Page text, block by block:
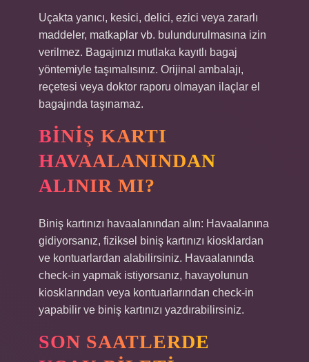
Uçakta yanıcı, kesici, delici, ezici veya zararlı
maddeler, matkaplar vb. bulundurulmasına izin
verilmez. Bagajınızı mutlaka kayıtlı bagaj
yöntemiyle taşımalısınız. Orijinal ambalajı,
reçetesi veya doktor raporu olmayan ilaçlar el
bagajında ​​taşınamaz.
BINIŞ KARTI
HAVAALANINDAN
ALINIR MI?
Biniş kartınızı havaalanından alın: Havaalanına
gidiyorsanız, fiziksel biniş kartınızı kiosklardan
ve kontuarlardan alabilirsiniz. Havaalanında
check-in yapmak istiyorsanız, havayolunun
kiosklarından veya kontuarlarından check-in
yapabilir ve biniş kartınızı yazdırabilirsiniz.
SON SAATLERDE